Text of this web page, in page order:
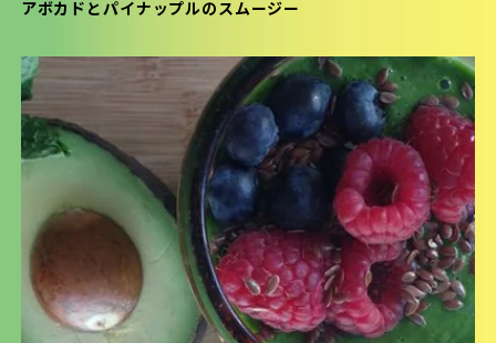
アボカドとパイナップルのスムージー